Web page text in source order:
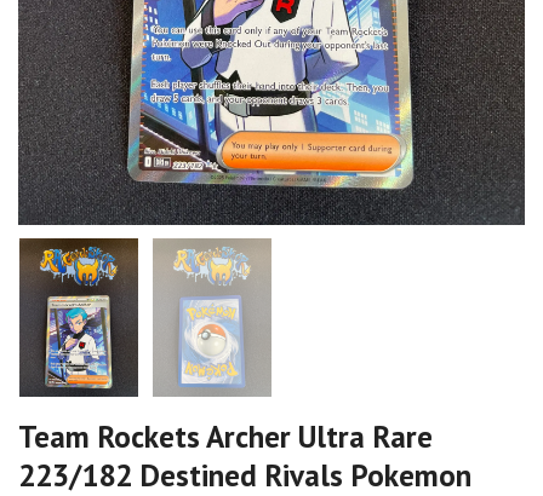
Team Rockets Archer Ultra Rare
223/182 Destined Rivals Pokemon